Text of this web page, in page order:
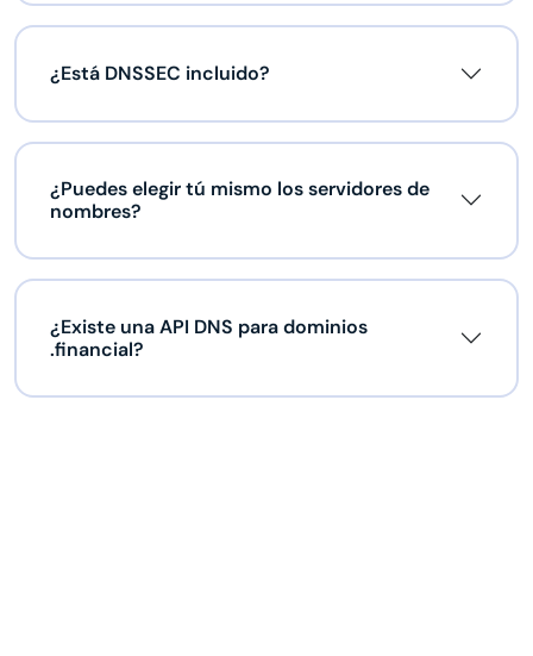
¿Está DNSSEC incluido?
¿Puedes elegir tú mismo los servidores de
nombres?
¿Existe una API DNS para dominios
.financial?